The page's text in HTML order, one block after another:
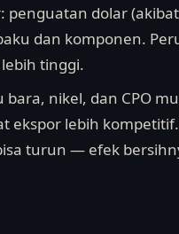
dolar
dan komponen.
tinggi.
nikel, dan CPO
ekspor lebih
turun — efek